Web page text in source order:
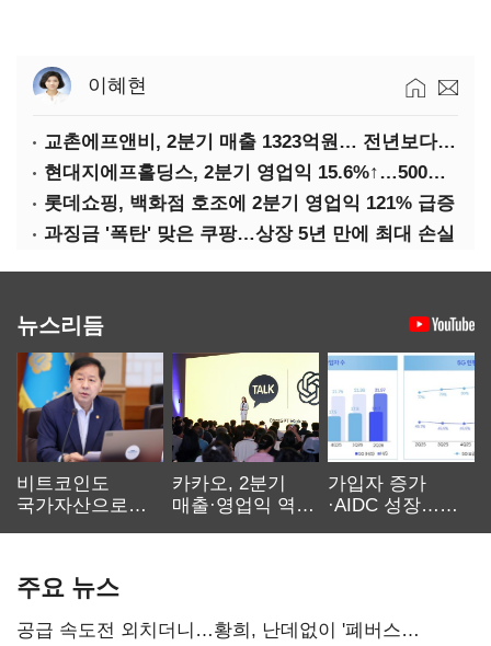
이혜현
교촌에프앤비, 2분기 매출 1323억원… 전년보다 4.9%↑
현대지에프홀딩스, 2분기 영업익 15.6%↑…500억 규모 자사주 매입
롯데쇼핑, 백화점 호조에 2분기 영업익 121% 급증
과징금 '폭탄' 맞은 쿠팡…상장 5년 만에 최대 손실
뉴스리듬
비트코인도
국가자산으로…'
카카오, 2분기
매출·영업익 역대
가입자 증가
·AIDC 성장…
주요 뉴스
공급 속도전 외치더니…황희, 난데없이 '폐버스